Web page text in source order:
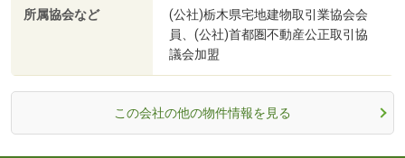
所属協会など
(公社)栃木県宅地建物取引業協会会
員、(公社)首都圏不動産公正取引協
議会加盟
この会社の他の物件情報を見る